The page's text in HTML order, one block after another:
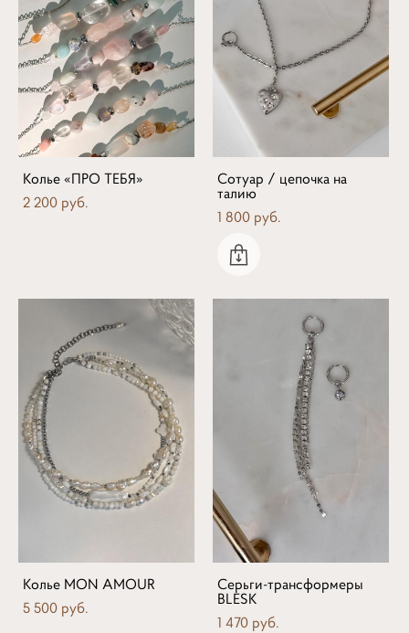
Колье «ПРО ТЕБЯ»
2 200 pуб.
Сотуар / цепочка на
талию
1 800 pуб.
Колье MON AMOUR
5 500 pуб.
Серьги-трансформеры
BLESK
1 470 pуб.